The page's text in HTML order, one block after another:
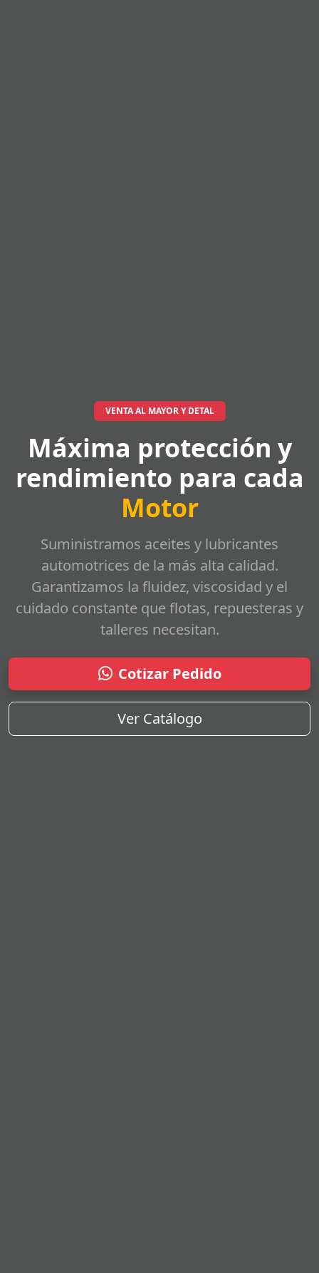
VENTA AL MAYOR Y DETAL
Máxima protección y
rendimiento para cada
Motor
Suministramos aceites y lubricantes
automotrices de la más alta calidad.
Garantizamos la fluidez, viscosidad y el
cuidado constante que flotas, repuesteras y
talleres necesitan.
Cotizar Pedido
Ver Catálogo